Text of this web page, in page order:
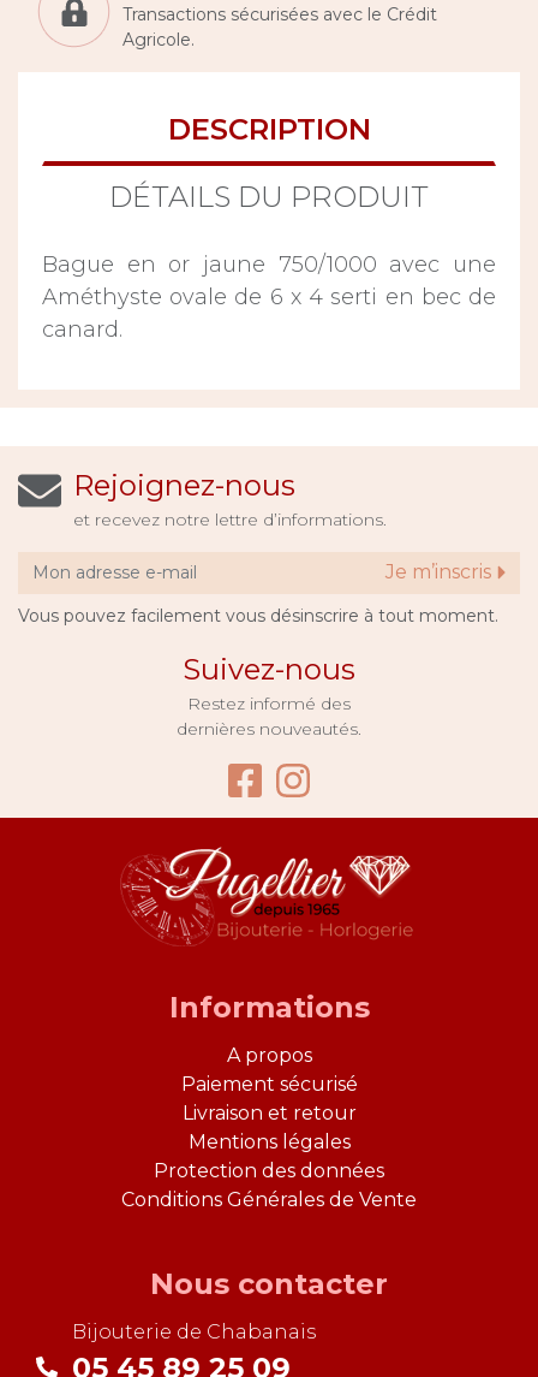
Transactions sécurisées avec le Crédit
Agricole.
DESCRIPTION
DÉTAILS DU PRODUIT
Bague en or jaune 750/1000 avec une
Améthyste ovale de 6 x 4 serti en bec de
canard.
Rejoignez-nous
et recevez notre lettre d’informations.
Je m’inscris
Vous pouvez facilement vous désinscrire à tout moment.
Suivez-nous
Restez informé des
dernières nouveautés.
Facebook
Informations
A propos
Paiement sécurisé
Livraison et retour
Mentions légales
Protection des données
Conditions Générales de Vente
Nous contacter
Bijouterie de Chabanais
05 45 89 25 09